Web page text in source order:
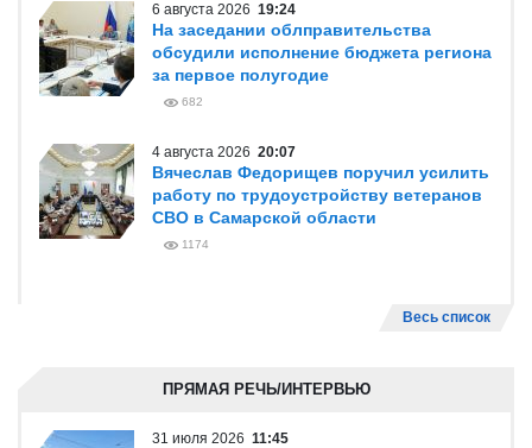
6 августа 2026 19:24
На заседании облправительства
обсудили исполнение бюджета региона
за первое полугодие
682
4 августа 2026 20:07
Вячеслав Федорищев поручил усилить
работу по трудоустройству ветеранов
СВО в Самарской области
1174
Весь список
ПРЯМАЯ РЕЧЬ/ИНТЕРВЬЮ
31 июля 2026 11:45